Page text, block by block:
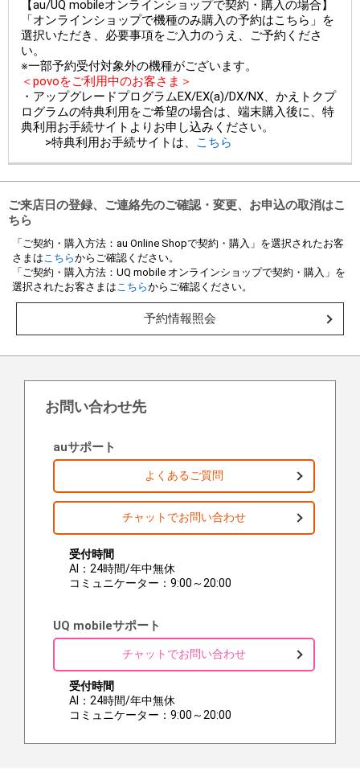
【au/UQ mobileオンラインショップで契約・購入の場合】
「オンラインショップで機種のみ購入の予約はこちら」を
選択いただき、必要事項をご入力のうえ、ご予約くださ
い。
※一部予約受付対象外の機種がございます。
＜povoをご利用中のお客さま＞
・アップグレードプログラムEX/EX(a)/DX/NX、かえトクプ
ログラムの特典利用をご希望の場合は、端末購入後に、特
典利用お手続サイトよりお申し込みください。
>特典利用お手続サイトは、
こちら
ご来店日の登録、ご連絡先のご確認・変更、お申込の取消はこ
ちら
「ご契約・購入方法：au Online Shopで契約・購入」を選択されたお客
さまはこちらからご確認ください。
「ご契約・購入方法：UQ mobile オンラインショップで契約・購入」を
選択されたお客さまはこちらからご確認ください。
予約情報照会
お問い合わせ先
auサポート
よくあるご質問
チャットでお問い合わせ
受付時間
AI：24時間/年中無休
コミュニケーター：9:00～20:00
UQ mobileサポート
チャットでお問い合わせ
受付時間
AI：24時間/年中無休
コミュニケーター：9:00～20:00